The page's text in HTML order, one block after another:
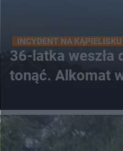
INCYDENT NA KĄPIELISKU
36-latka weszła
tonąć. Alkomat